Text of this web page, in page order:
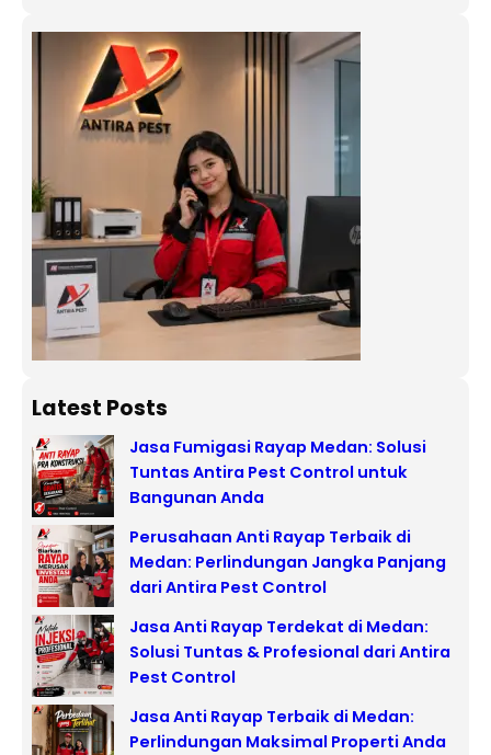
Latest Posts
Jasa Fumigasi Rayap Medan: Solusi
Tuntas Antira Pest Control untuk
Bangunan Anda
Perusahaan Anti Rayap Terbaik di
Medan: Perlindungan Jangka Panjang
dari Antira Pest Control
Jasa Anti Rayap Terdekat di Medan:
Solusi Tuntas & Profesional dari Antira
Pest Control
Jasa Anti Rayap Terbaik di Medan:
Perlindungan Maksimal Properti Anda